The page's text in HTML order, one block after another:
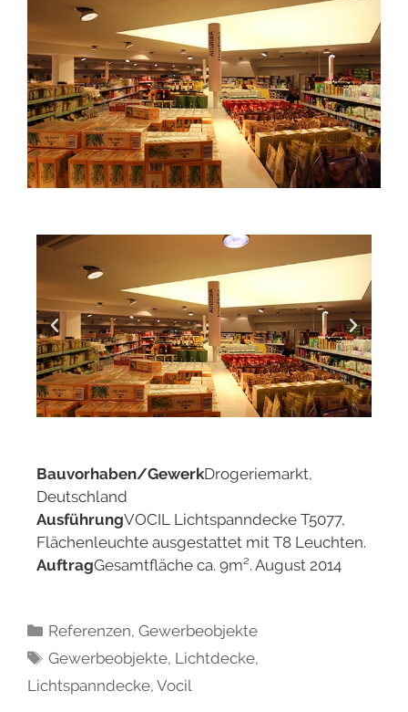
Bauvorhaben/GewerkDrogeriemarkt,
Deutschland
AusführungVOCIL Lichtspanndecke T5077,
Flächenleuchte ausgestattet mit T8 Leuchten.
AuftragGesamtfläche ca. 9m². August 2014
Referenzen,Gewerbeobjekte
Gewerbeobjekte, Lichtdecke,
Lichtspanndecke, Vocil